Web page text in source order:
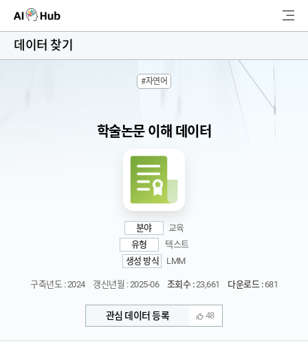
AI-Hub
색
데이터 찾기
#자연어
학술논문 이해 데이터
분야
교육
유형
텍스트
생성 방식
LMM
구축년도 : 2024 갱신년월 : 2025-06 조회수 :23,661 다운로드 :681
관심 데이터 등록 48